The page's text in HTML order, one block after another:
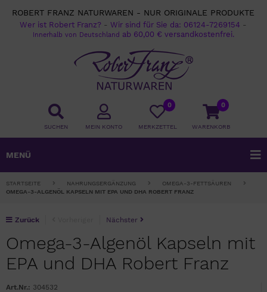
ROBERT FRANZ NATURWAREN - NUR ORIGINALE PRODUKTE
Wer ist Robert Franz? -Wir sind für Sie da: 06124-7269154 -
Innerhalb von Deutschland ab 60,00 € versandkostenfrei.
SUCHEN
0
WARENKORB
0
MERKZETTEL
MEIN KONTO
MENÜ
STARTSEITE NAHRUNGSERGÄNZUNG
OMEGA-3-FETTSÄUREN
OMEGA-3-ALGENÖL KAPSELN MIT EPA UND DHA ROBERT FRANZ
Omega-3-Algenöl Kapseln mit
EPA und DHA Robert Franz
Art.Nr.: 304532
Zurück Nächster